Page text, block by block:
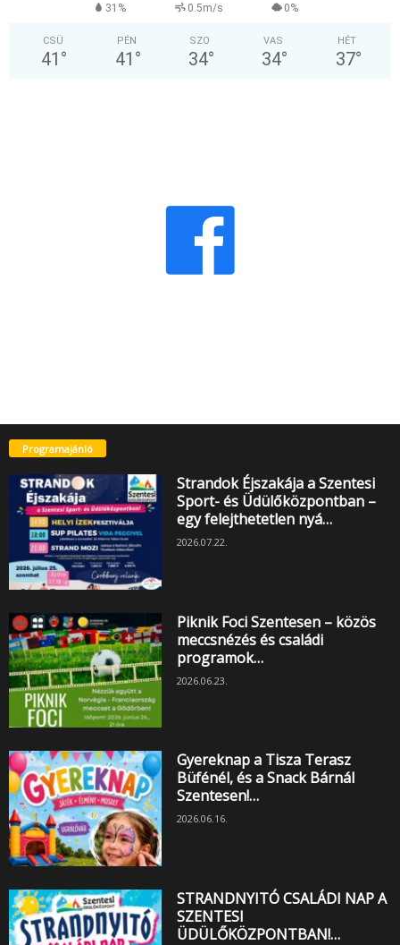
31% 0.5m/s 0%
CSÜ
41 °
PÉN
41 °
SZO
34°
VAS
34°
HÉT
37°
Programajánló
Strandok Éjszakája a Szentesi
Sport- és Üdülőközpontban –
egy felejthetetlen nyá…
2026.07.22.
Piknik Foci Szentesen – közös
meccsnézés és családi
programok…
2026.06.23.
Gyereknap a Tisza Terasz
Büfénél, és a Snack Bárnál
Szentesen!…
2026.06.16.
STRANDNYITÓ CSALÁDI NAP A
SZENTESI
ÜDÜLŐKÖZPONTBAN!…